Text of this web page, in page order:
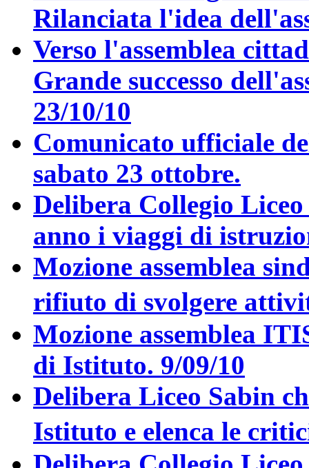
Rilanciata l'idea
Verso l'assemblea
Grande successo
23/10/10
Comunicato ufficiale
sabato 23 ottobre.
Delibera Collegio Liceo
anno i viaggi di
Mozione assemblea
rifiuto di svolgere
Mozione assemblea
di Istituto. 9/09/10
Delibera Liceo Sabin
Istituto e elenca le